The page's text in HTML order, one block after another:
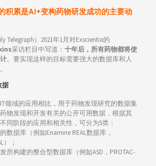
积累是AI+变构药物研发成功的主要动
Telegraph）2021年1月对Exscientia的
采访栏目中写道： 十年后，所有药物都将使
。要实现这样的目标需要强大的数据库和人
据
领域的应用相比，用于药物发现研究的数据集
物发现和开发有关的公开可用数据，根据其
同阶段的应用和相关性，可分为5类：
数据库（例如Enamine REAL数据库，
）；
所构建的整合型数据库（例如ASD，PROTAC-